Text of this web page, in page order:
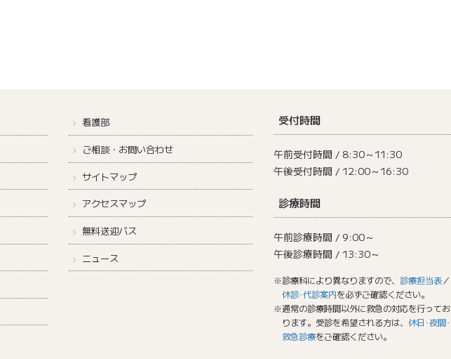
看護部
ご相談・お問い合わせ
サイトマップ
アクセスマップ
無料送迎バス
ニュース
受付時間
午前受付時間 / 8:30～11:30
午後受付時間 / 12:00～16:30
診療時間
午前診療時間 / 9:00～
午後診療時間 / 13:30～
※診療科により異なりますので、 診療担当表／
休診･代診案内を必ずご確認ください。
※通常の診療時間以外に救急の対応を行ってお
ります。受診を希望される方は、休日･夜間･
救急診療をご確認ください。